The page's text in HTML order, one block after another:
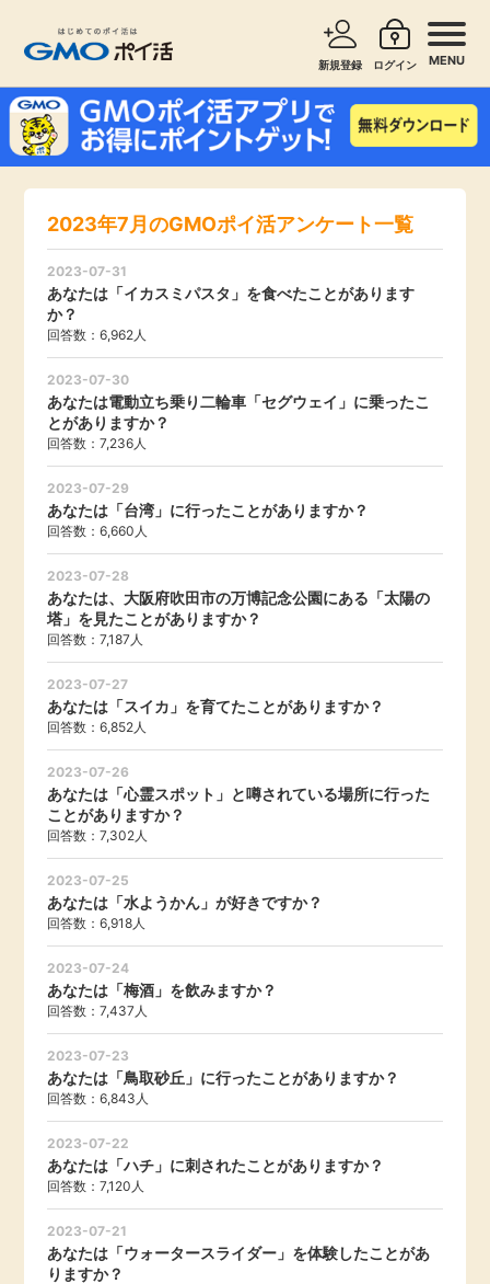
新規登録 ログイン MENU
新着
高還元
無料
即日還元
アンケート
ゲーム
買い物
モニター
ポイ活お得情報
お友達紹介
カード比較
毎日ゲット
特集一覧
GMOポイ活の使い方
ヘルプセンター
サービスで探す ショッピングで探す
旅行・レンタカー
無料サービス
エンタメ
クレジットカード
暮らし
引っ越し
買取・査定
学び
進学・教育
月額有料サービス
銀行・金融・投資
家計の固定費
2023年7月のGMOポイ活アンケート一覧
2023-07-31
あなたは「イカスミパスタ」を食べたことがあります
か？
回答数：6,962人
2023-07-30
あなたは電動立ち乗り二輪車「セグウェイ」に乗ったこ
とがありますか？
回答数：7,236人
2023-07-29
あなたは「台湾」に行ったことがありますか？
回答数：6,660人
2023-07-28
あなたは、大阪府吹田市の万博記念公園にある「太陽の
塔」を見たことがありますか？
回答数：7,187人
2023-07-27
あなたは「スイカ」を育てたことがありますか？
回答数：6,852人
2023-07-26
あなたは「心霊スポット」と噂されている場所に行った
ことがありますか？
回答数：7,302人
2023-07-25
あなたは「水ようかん」が好きですか？
回答数：6,918人
2023-07-24
あなたは「梅酒」を飲みますか？
回答数：7,437人
2023-07-23
あなたは「鳥取砂丘」に行ったことがありますか？
回答数：6,843人
2023-07-22
あなたは「ハチ」に刺されたことがありますか？
回答数：7,120人
2023-07-21
あなたは「ウォータースライダー」を体験したことがあ
りますか？